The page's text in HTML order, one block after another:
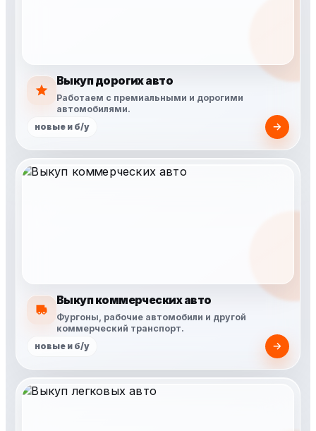
Выкуп дорогих авто
Работаем с премиальными и дорогими
автомобилями.
новые и б/у
Выкуп коммерческих авто
Фургоны, рабочие автомобили и другой
коммерческий транспорт.
новые и б/у